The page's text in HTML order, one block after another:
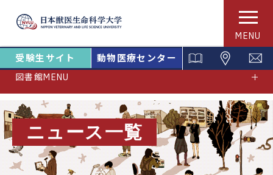
MENU
受験生サイト 動物医療センター
図書館MENU
ニュース一覧